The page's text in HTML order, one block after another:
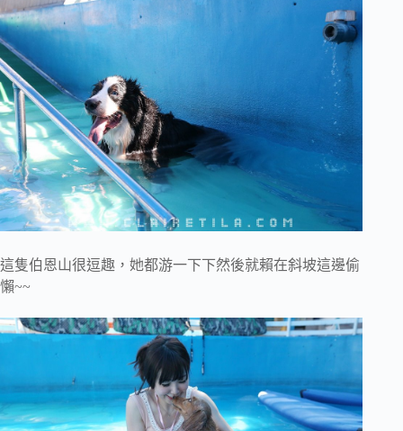
這隻伯恩山很逗趣，她都游一下下然後就賴在斜坡這邊偷
懶~~